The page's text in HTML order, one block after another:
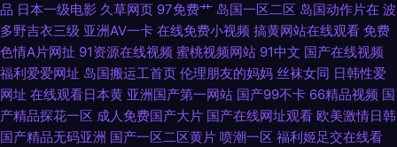
97伊人射欧色色 成人AV免费在线观看 极品久久 极品黑丝av 黄色网址求推荐
韩国色片在线 国产传媒专区 激情色播导航 黄色在线免费网址 51吃瓜网乱子
伦精品 91导航绯色
品 日本一级电影 久草网页 97免费艹 岛国一区二区 岛国动作片在 波
多野吉衣三级 亚洲AV一卡 在线免费小视频 搞黄网站在线观看 免费
色情A片网扯 91资源在线视频 蜜桃视频网站 91中文 国产在线视频
福利爱爱网址 岛国搬运工首页 伦理朋友的妈妈 丝袜女同 日韩性爱
网址 在线观看日本黄 亚洲国产第一网站 国产99不卡 66精品视频 国
产精品探花一区 成人免费国产大片 国产在线网址观看 欧美激情日韩
国产精品无码亚洲 国产一区二区黄片 喷潮一区 福利姬足交在线看